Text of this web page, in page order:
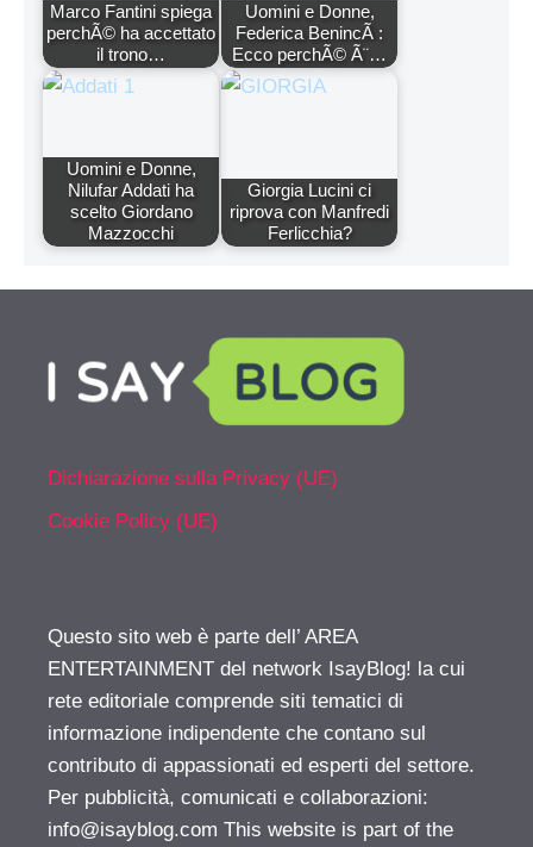
Marco Fantini spiega
perchÃ© ha accettato
il trono…
Uomini e Donne,
Federica BenincÃ :
Ecco perchÃ© Ã¨…
Uomini e Donne,
Nilufar Addati ha
scelto Giordano
Mazzocchi
Giorgia Lucini ci
riprova con Manfredi
Ferlicchia?
Dichiarazione sulla Privacy (UE)
Cookie Policy (UE)
Questo sito web è parte dell’ AREA
ENTERTAINMENT del network IsayBlog! la cui
rete editoriale comprende siti tematici di
informazione indipendente che contano sul
contributo di appassionati ed esperti del settore.
Per pubblicità, comunicati e collaborazioni:
info@isayblog.com This website is part of the